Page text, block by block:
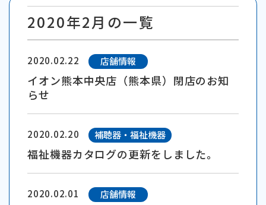
2020年2月の一覧
2020.02.22 店舗情報
イオン熊本中央店（熊本県）閉店のお知
らせ
2020.02.20 補聴器・福祉機器
福祉機器カタログの更新をしました。
2020.02.01 店舗情報